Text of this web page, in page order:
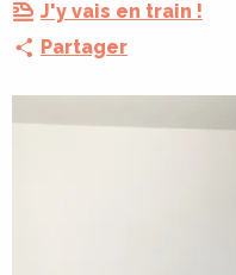
J'y vais en train !
Partager